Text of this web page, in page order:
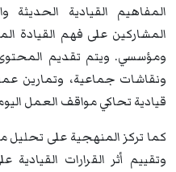
المفاهيم القيادية الحديثة
المشاركين على فهم القيادة
ومؤسسي. ويتم تقديم
ونقاشات جماعية، وتمارين
قيادية تحاكي مواقف العمل
كما تركز المنهجية على تحليل
وتقييم أثر القرارات القيادية